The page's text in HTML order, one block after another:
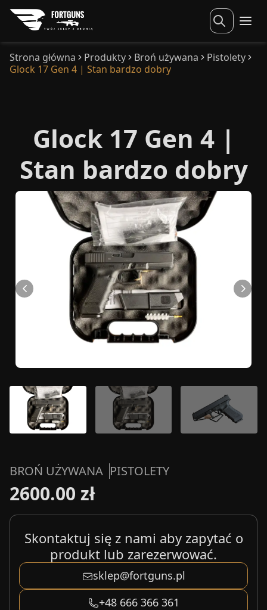
Strona główna Produkty Broń używana
Pistolety
Glock 17 Gen 4 | Stan bardzo dobry
Glock 17 Gen 4 |
Stan bardzo dobry
BROŃ UŻYWANA PISTOLETY
2600.00 zł
Skontaktuj się z nami aby zapytać o
produkt lub zarezerwować.
sklep@fortguns.pl
+48 666 366 361